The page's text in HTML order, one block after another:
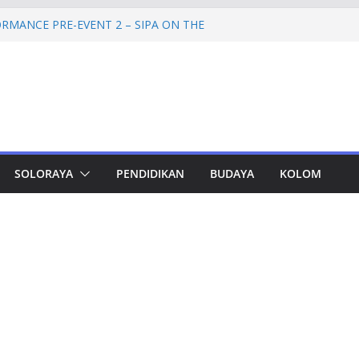
PRE-EVENT 2 – SIPA ON THE
Tampung 2.692 Siswa, Taj Yasin:
Cadangan Rp1,2 Triliun untuk Pilgub
Mulai 2027
SPEM Akan Disidangkan
SOLORAYA PENDIDIKAN BUDAYA KOLOM